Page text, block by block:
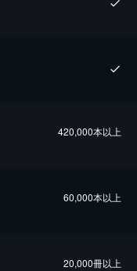
420,000本以上
60,000本以上
20,000冊以上